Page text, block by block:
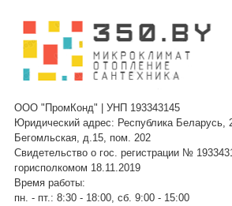
ООО "ПромКонд" | УНП 193343145
Юридический адрес: Республика Беларусь,
Бегомльская, д.15, пом. 202
Свидетельство о гос. регистрации №
горисполкомом 18.11.2019
Время работы:
пн. - пт.: 8:30 - 18:00, сб. 9:00 - 15:00